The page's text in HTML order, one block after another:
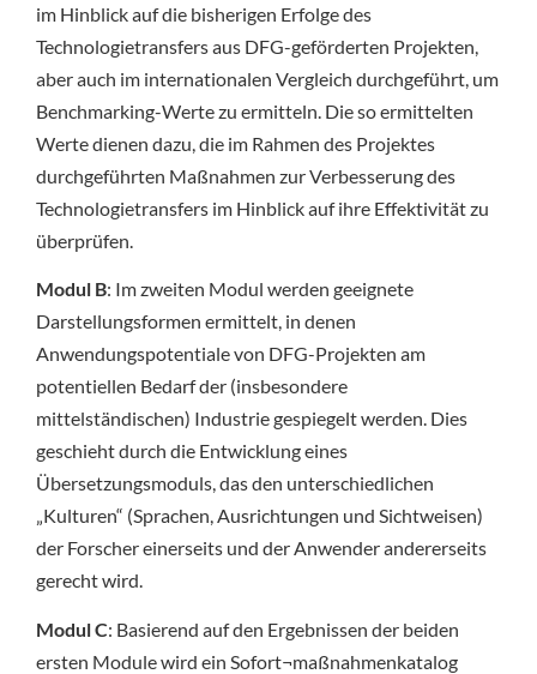
im Hinblick auf die bisherigen Erfolge des
Technologietransfers aus DFG-geförderten Projekten,
aber auch im internationalen Vergleich durchgeführt, um
Benchmarking-Werte zu ermitteln. Die so ermittelten
Werte dienen dazu, die im Rahmen des Projektes
durchgeführten Maßnahmen zur Verbesserung des
Technologietransfers im Hinblick auf ihre Effektivität zu
überprüfen.
Modul B: Im zweiten Modul werden geeignete
Darstellungsformen ermittelt, in denen
Anwendungspotentiale von DFG-Projekten am
potentiellen Bedarf der (insbesondere
mittelständischen) Industrie gespiegelt werden. Dies
geschieht durch die Entwicklung eines
Übersetzungsmoduls, das den unterschiedlichen
„Kulturen“ (Sprachen, Ausrichtungen und Sichtweisen)
der Forscher einerseits und der Anwender andererseits
gerecht wird.
Modul C: Basierend auf den Ergebnissen der beiden
ersten Module wird ein Sofort¬maßnahmenkatalog